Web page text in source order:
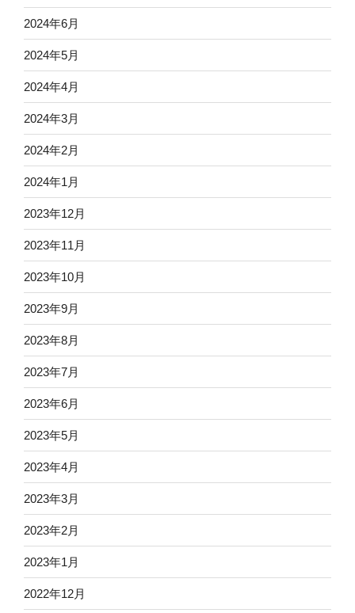
2024年6月
2024年5月
2024年4月
2024年3月
2024年2月
2024年1月
2023年12月
2023年11月
2023年10月
2023年9月
2023年8月
2023年7月
2023年6月
2023年5月
2023年4月
2023年3月
2023年2月
2023年1月
2022年12月